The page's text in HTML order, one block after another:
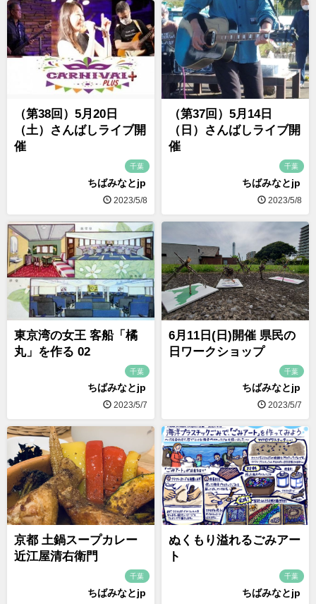
（第38回）5月20日
（土）さんばしライブ開
催
千葉
ちばみなとjp
2023/5/8
（第37回）5月14日
（日）さんばしライブ開
催
千葉
ちばみなとjp
2023/5/8
東京湾の女王 客船「橘
丸」を作る 02
千葉
ちばみなとjp
2023/5/7
6月11日(日)開催 県民の
日ワークショップ
千葉
ちばみなとjp
2023/5/7
京都 土鍋スープカレー
近江屋清右衛門
千葉
ちばみなとjp
ぬくもり溢れるごみアー
ト
千葉
ちばみなとjp